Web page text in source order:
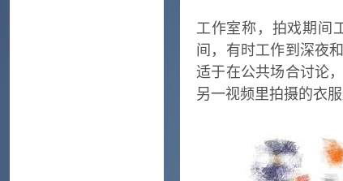
工作室称，拍戏期间
间，有时工作到深夜
适于在公共场合讨论
另一视频里拍摄的衣